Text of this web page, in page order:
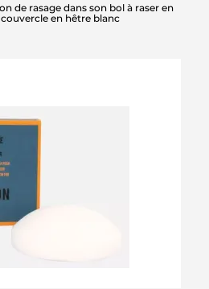
de rasage dans son bol à raser en
en hêtre blanc